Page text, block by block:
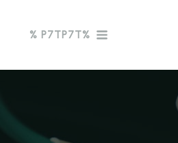
%P7TP7T %